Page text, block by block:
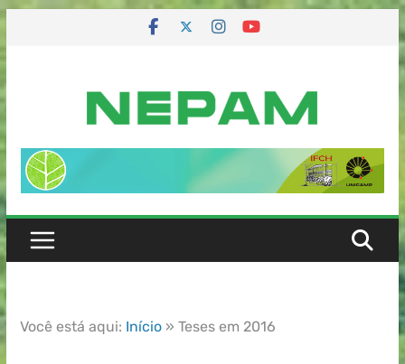
Você está aqui: Início» Teses em 2016